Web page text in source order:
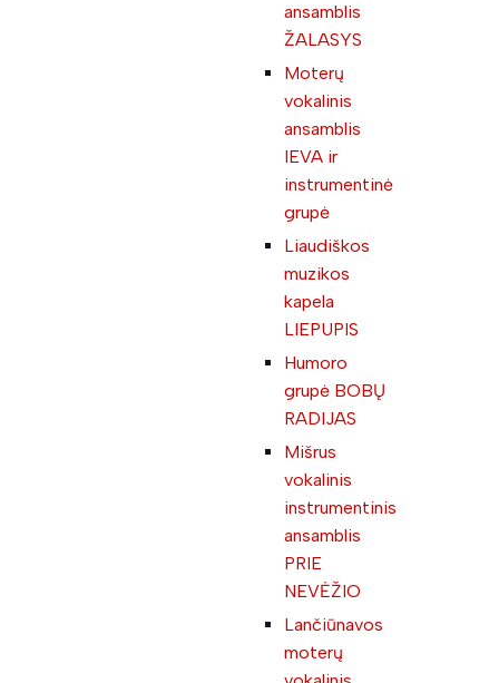
ansamblis
ŽALASYS
Moterų
vokalinis
ansamblis
IEVA ir
instrumentinė
grupė
Liaudiškos
muzikos
kapela
LIEPUPIS
Humoro
grupė BOBŲ
RADIJAS
Mišrus
vokalinis
instrumentinis
ansamblis
PRIE
NEVĖŽIO
Lančiūnavos
moterų